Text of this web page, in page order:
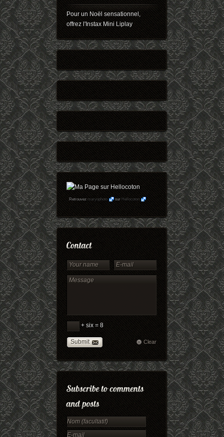
Pour un Noël sensationnel,
offrez l'Instax Mini Liplay
Retrouvezmaryophoto surHellocoton
+ six = 8
Submit Clear